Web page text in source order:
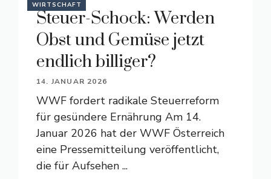
WIRTSCHAFT
Steuer-Schock: Werden
Obst und Gemüse jetzt
endlich billiger?
14. JANUAR 2026
WWF fordert radikale Steuerreform
für gesündere Ernährung Am 14.
Januar 2026 hat der WWF Österreich
eine Pressemitteilung veröffentlicht,
die für Aufsehen ...